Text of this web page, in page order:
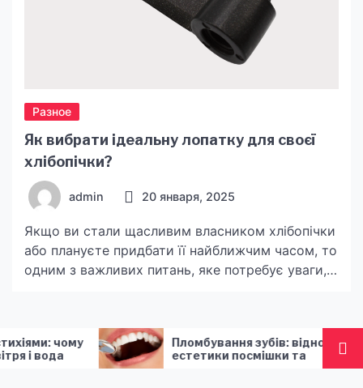
Разное
Як вибрати ідеальну лопатку для своєї
хлібопічки?
admin 20 января, 2025
Якщо ви стали щасливим власником хлібопічки
або плануєте придбати її найближчим часом, то
одним з важливих питань, яке потребує уваги, є
вашого хліба. Тому перед тим, як зробити вибір,
варто розібратися, на що звертати увагу при
покупці лопатки на сайті […]
Пломбування зубів: відновлення
естетики посмішки та
функціональності зубного ряду